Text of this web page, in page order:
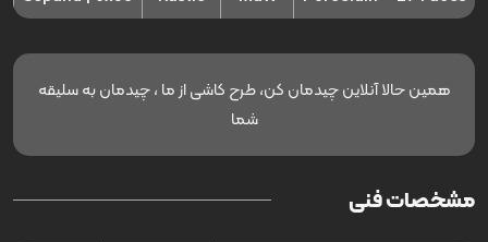
همین حالا آنلاین چیدمان کن، طرح کاشی از ما ، چیدمان به سلیقه
شما
مشخصات فنی